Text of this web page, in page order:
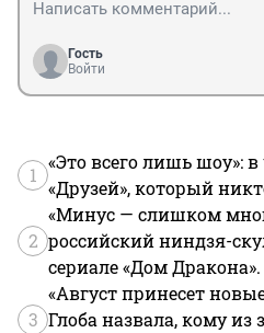
Гость
Войти
1
«Это всего лишь шоу»:
«Друзей», который
2
«Минус — слишком
российский ниндзя-
сериале «Дом
3
«Август принесет
Глоба назвала, кому из